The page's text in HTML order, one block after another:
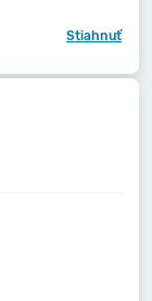
Stiahnuť